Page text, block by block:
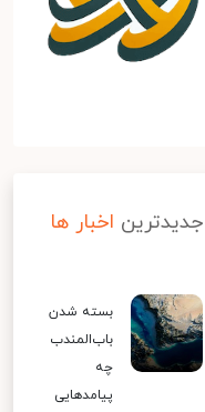
جدیدترین اخبار ها
بسته شدن
باب‌المندب
چه
پیامدهایی